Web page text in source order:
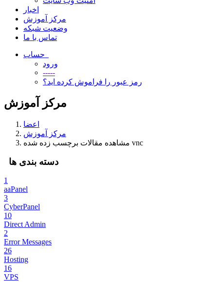
اخبار
مرکز آموزش
وضعیت شبکه
تماس با ما
ورود
-----
رمز عبور را فراموش کرده اید؟
مرکز آموزش
اعضا
مرکز آموزش
مشاهده مقالات برچسب زده شده vnc
دسته بندی ها
1
aaPanel
3
CyberPanel
10
Direct Admin
2
Error Messages
26
Hosting
16
VPS